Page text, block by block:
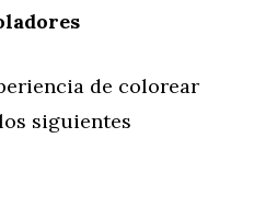
de colorear
siguientes